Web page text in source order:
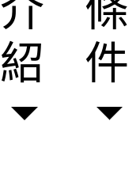
介
紹
條
件